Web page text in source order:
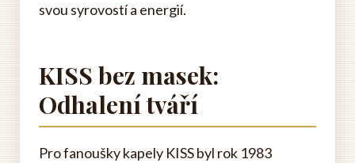
svou syrovostí a energií.
KISS bez masek:
Odhalení tváří
Pro fanoušky kapely KISS byl rok 1983